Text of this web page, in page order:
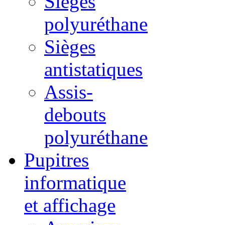
polyuréthane
Sièges
antistatiques
Assis-
debouts
polyuréthane
Pupitres
informatique
et affichage